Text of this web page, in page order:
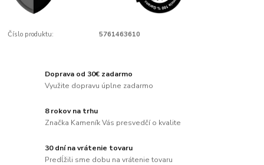
Číslo produktu: 5761463610
Doprava od 30€ zadarmo
Využite dopravu úplne zadarmo
8 rokov na trhu
Značka Kameník Vás presvedčí o kvalite
30 dní na vrátenie tovaru
Predĺžili sme dobu na vrátenie tovaru